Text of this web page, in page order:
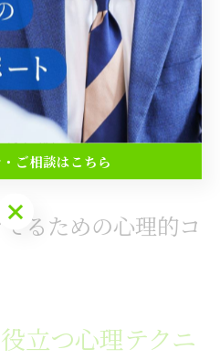
の授業の中でもメンタルタフ
おり、個々の強みを発揮する
ています。自分自身の感情や
した心で目標達成に向かう
るでしょう。
るための心理的コ
立つ心理テクニ
ご相談はこちら
ご相談はこちら